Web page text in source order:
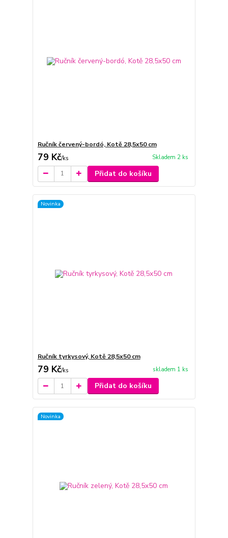
Ručník červený-bordó, Kotě 28,5x50 cm
79 Kč/ks Skladem 2 ks
Přidat do košíku
Novinka
Ručník tyrkysový, Kotě 28,5x50 cm
79 Kč/ks skladem 1 ks
Přidat do košíku
Novinka